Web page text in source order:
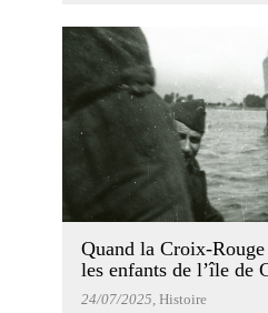
Quand la Croix-
les enfants de l’île de
24/07/2025 , Histoire